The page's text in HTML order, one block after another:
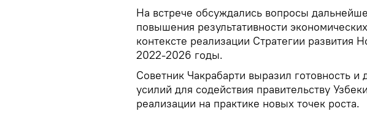
На встрече обсуждались вопросы
повышения результативности
контексте реализации Стратегии развития
2022-2026 годы.
Советник Чакрабарти выразил готовность и
усилий для содействия правительству
реализации на практике новых точек роста.